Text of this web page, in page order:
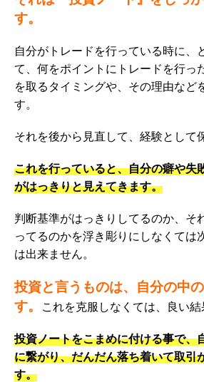
す。
自分がトレードを行っている時に、
て、何をポイントにトレードを行っ
を取るタイミングや、その理由など
す。
それを後から見直して、経験として
これを行っていると、自分の癖や失
がはっきりと見えてきます。
判断基準がはっきりしてるのか、そ
ってるのかを浮き彫りにしなくては
は出来ません。
投資と言うものは、自分の中
す。
これを克服しなくては、良い結
投資ノートをこまめに付ける事で、
に繋がり、だんだん落ち着いて取引
す。